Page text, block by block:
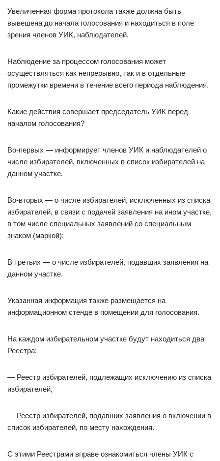
Увеличенная форма протокола также должна быть
вывешена до начала голосования и находиться в поле
зрения членов УИК, наблюдателей.
Наблюдение за процессом голосования может
осуществляться как непрерывно, так и в отдельные
промежутки времени в течение всего периода наблюдения.
Какие действия совершает председатель УИК перед
началом голосования?
Во-первых — информирует членов УИК и наблюдателей о
числе избирателей, включенных в список избирателей на
данном участке.
Во-вторых — о числе избирателей, исключенных из списка
избирателей, в связи с подачей заявления на ином участке,
в том числе специальных заявлений со специальным
знаком (маркой);
В третьих — о числе избирателей, подавших заявления на
данном участке.
Указанная информация также размещается на
информационном стенде в помещении для голосования.
На каждом избирательном участке будут находиться два
Реестра:
— Реестр избирателей, подлежащих исключению из списка
избирателей,
— Реестр избирателей, подавших заявления о включении в
список избирателей, по месту нахождения.
С этими Реестрами вправе ознакомиться члены УИК с